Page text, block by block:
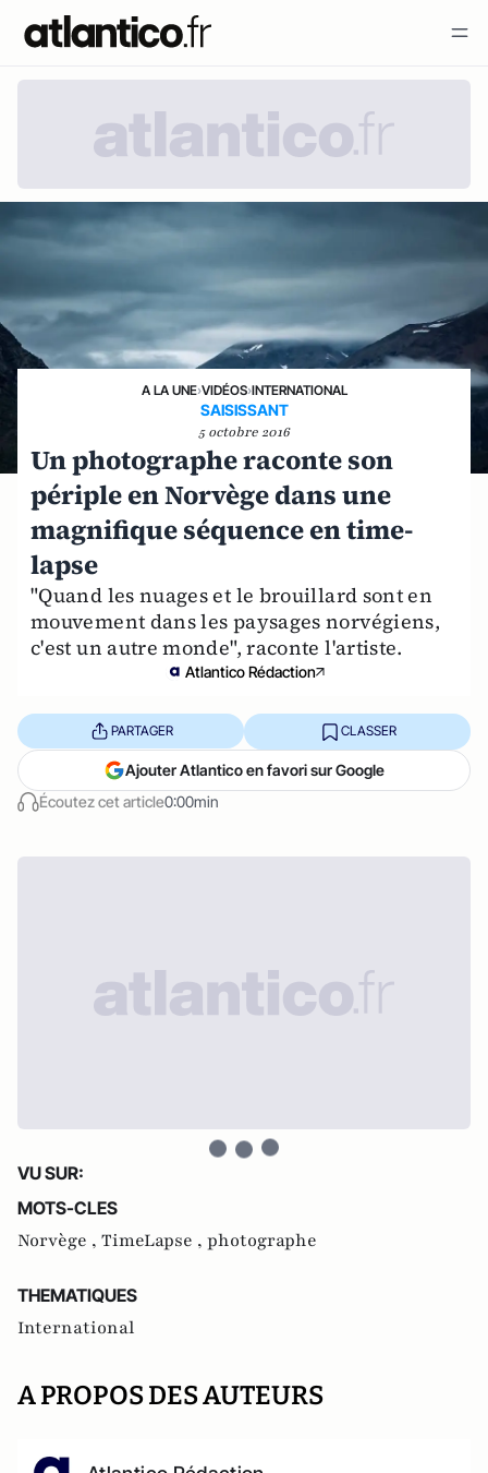
A LA UNE›VIDÉOS›INTERNATIONAL
SAISISSANT
5 octobre 2016
Un photographe raconte son
périple en Norvège dans une
magnifique séquence en time-
lapse
"Quand les nuages et le brouillard sont en
mouvement dans les paysages norvégiens,
c'est un autre monde", raconte l'artiste.
Atlantico Rédaction
Écoutez cet article0:00min
PARTAGER CLASSER
Ajouter Atlantico en favori sur Google
VU SUR:
MOTS-CLES
Norvège , TimeLapse , photographe
THEMATIQUES
International
A PROPOS DES AUTEURS